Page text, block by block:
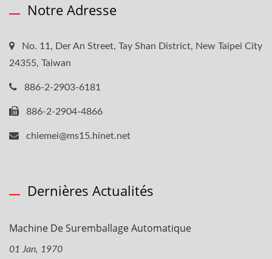
Notre Adresse
No. 11, Der An Street, Tay Shan District, New Taipei City
24355, Taiwan
886-2-2903-6181
886-2-2904-4866
chiemei@ms15.hinet.net
Dernières Actualités
Machine De Suremballage Automatique
01 Jan, 1970